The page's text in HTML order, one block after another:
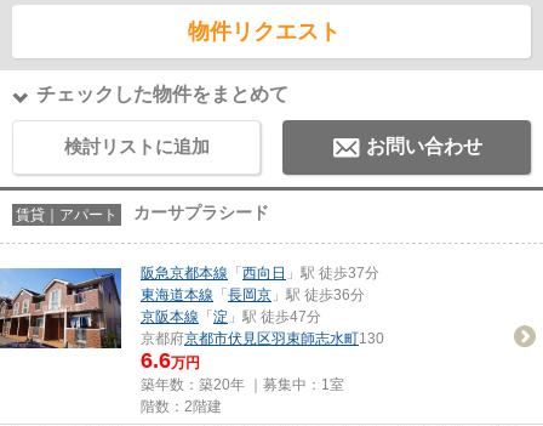
物件リクエスト
チェックした物件をまとめて
検討リストに追加 お問い合わせ
賃貸｜アパート カーサプラシード
阪急京都本線 「 西向日 」駅 徒歩37分
東海道本線 「 長岡京 」駅 徒歩36分
京阪本線 「 淀 」駅 徒歩47分
京都府京都市伏見区羽束師志水町130
6.6万円
築年数：築20年 ｜募集中： 1室
階数：2階建